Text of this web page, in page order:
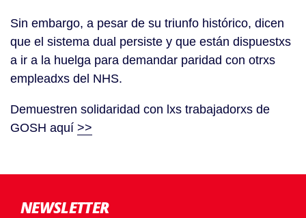
Sin embargo, a pesar de su triunfo histórico, dicen
que el sistema dual persiste y que están dispuestxs
a ir a la huelga para demandar paridad con otrxs
empleadxs del NHS.
Demuestren solidaridad con lxs trabajadorxs de
GOSH aquí >>
NEWSLETTER